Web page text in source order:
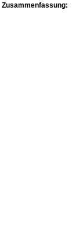
Zusammenfassung: